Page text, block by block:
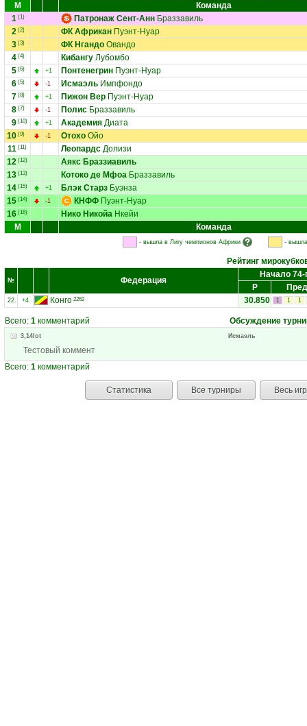
М
Команда
1 (1) Патронаж Сент-Анн Браззавиль
2 (2) ФК Африкан Пуэнт-Нуар
3 (3) ФК Нгандо Овандо
4 (4) Кибангу Лубомбо
5 (6) +1 Понтенегрин Пуэнт-Нуар
6 (5) -1 Исмаэль Импфондо
7 (8) +1 Пижон Вер Пуэнт-Нуар
8 (7) -1 Полис Браззавиль
9 (10) +1 Академия Диата
10 (9) -1 Отохо Ойо
11 (11) Леопардс Долизи
12 (12)
Аякс Браззиавиль
13 (13) Котоко де Мфоа Браззавиль
14 (15) +1 Блэк Старз Буэнза
15 (14) -1 КНФФ Пуэнт-Нуар
16 (16) Нико Никойа Нкейи
М
Команда
- вышла в Лигу чемпионов Африки -
Рейтинг
№ Федерация
Начало 74-
Р
22. +4 Конго 2262 30.850 1 1 1
Всего: 1 комментарий Обсуждение
3,14lot Исмаэль
Тестовый коммент
Всего: 1 комментарий
Статистика Все турниры Весь